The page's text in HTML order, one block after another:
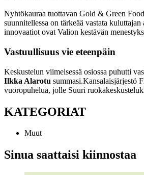
Nyhtökauraa tuottavan Gold & Green
suunnitellessa on tärkeää vastata
innovaatiot ovat Valion kestävän
Vastuullisuus vie eteenpäin
Keskustelun viimeisessä osiossa puhutti
Ilkka Alarotu summasi.Kansalaisjärjestö
vuoropuhelua, jolle Suuri
KATEGORIAT
Muut
Sinua saattaisi kiinnostaa